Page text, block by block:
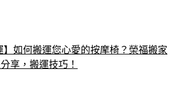
】如何搬運您心愛的按摩椅？榮福搬家
享，搬運技巧！